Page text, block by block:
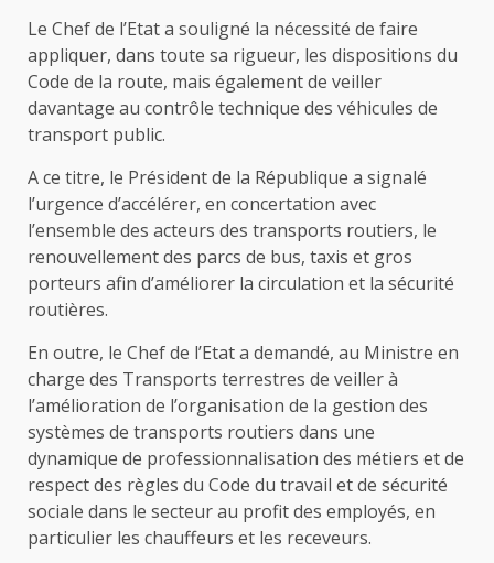
Le Chef de l’Etat a souligné la nécessité de faire
appliquer, dans toute sa rigueur, les dispositions du
Code de la route, mais également de veiller
davantage au contrôle technique des véhicules de
transport public.
A ce titre, le Président de la République a signalé
l’urgence d’accélérer, en concertation avec
l’ensemble des acteurs des transports routiers, le
renouvellement des parcs de bus, taxis et gros
porteurs afin d’améliorer la circulation et la sécurité
routières.
En outre, le Chef de l’Etat a demandé, au Ministre en
charge des Transports terrestres de veiller à
l’amélioration de l’organisation de la gestion des
systèmes de transports routiers dans une
dynamique de professionnalisation des métiers et de
respect des règles du Code du travail et de sécurité
sociale dans le secteur au profit des employés, en
particulier les chauffeurs et les receveurs.